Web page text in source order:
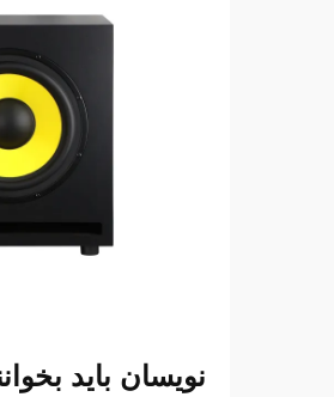
نویسان باید